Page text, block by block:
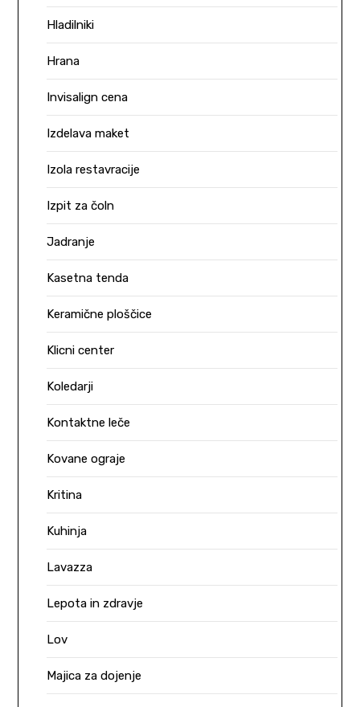
Hladilniki
Hrana
Invisalign cena
Izdelava maket
Izola restavracije
Izpit za čoln
Jadranje
Kasetna tenda
Keramične ploščice
Klicni center
Koledarji
Kontaktne leče
Kovane ograje
Kritina
Kuhinja
Lavazza
Lepota in zdravje
Lov
Majica za dojenje